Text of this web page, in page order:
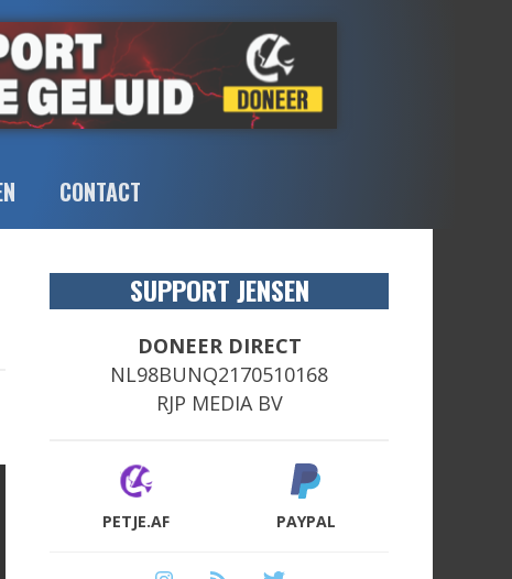
CONTACT
SUPPORT JENSEN
DONEER DIRECT
NL98BUNQ2170510168
RJP MEDIA BV
PETJE.AF PAYPAL